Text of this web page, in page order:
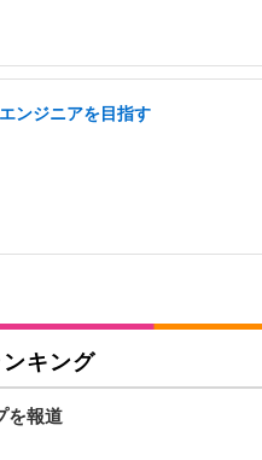
ンジニアを目指す
キング
を報道